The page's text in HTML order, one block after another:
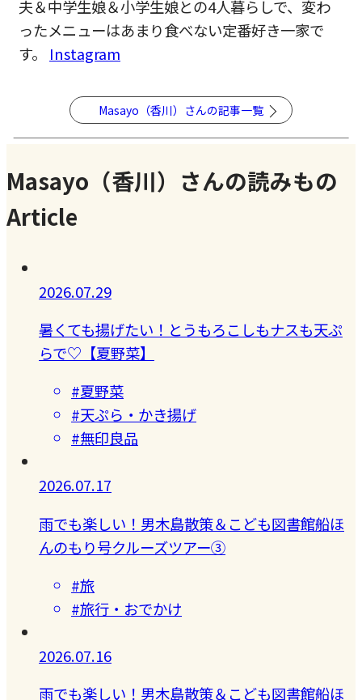
夫＆中学生娘＆小学生娘との4人暮らしで、変わ
ったメニューはあまり食べない定番好き一家で
す。 Instagram
Masayo（香川）さんの記事一覧
Masayo（香川）さんの読みもの
Article
2026.07.29
暑くても揚げたい！とうもろこしもナスも天ぷ
らで♡【夏野菜】
#夏野菜
#天ぷら・かき揚げ
#無印良品
2026.07.17
雨でも楽しい！男木島散策＆こども図書館船ほ
んのもり号クルーズツアー③
#旅
#旅行・おでかけ
2026.07.16
雨でも楽しい！男木島散策＆こども図書館船ほ